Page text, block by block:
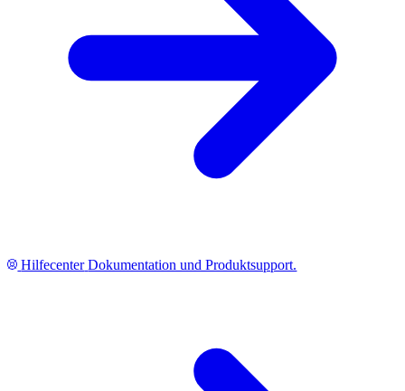
Hilfecenter Dokumentation und Produktsupport.